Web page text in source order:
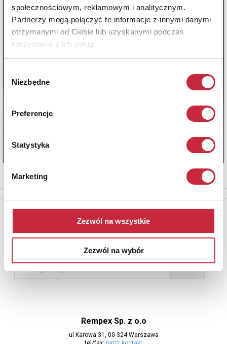
społecznościowym, reklamowym i analitycznym.
Partnerzy mogą połączyć te informacje z innymi danymi
otrzymanymi od Ciebie lub uzyskanymi podczas
korzystania z ich usług.
zgody
Niezbędne
Preferencje
Statystyka
Marketing
Zezwól na wszystkie
Zezwól na wybór
Newsletter
adres e-mail
Rempex Sp. z o.o
ul Karowa 31, 00-324 Warszawa